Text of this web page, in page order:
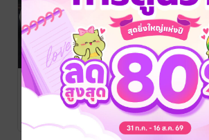
Engineer Hot
Nerd ลวงรัก
ร้ายนายฮอต
21 Rating
เมื่อผีเสื้อกระพือ
ปีก
แพรมน
นิยายรัก
63 Rating